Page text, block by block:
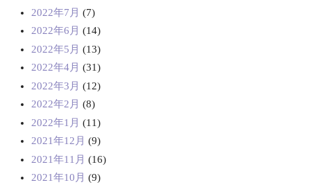
2022年7月 (7)
2022年6月 (14)
2022年5月 (13)
2022年4月 (31)
2022年3月 (12)
2022年2月 (8)
2022年1月 (11)
2021年12月 (9)
2021年11月 (16)
2021年10月 (9)